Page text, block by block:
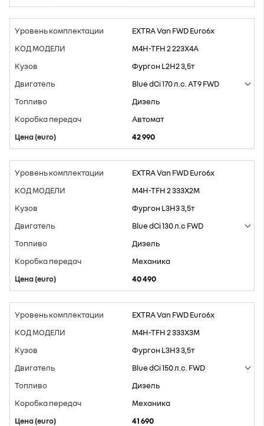
EXTRA Van FWD Euro6x
M4H-TFH 2 223X4A
Фургон L2H2 3,5т
Blue dCi 170 л.с. AT9 FWD
Дизель
Aвтомат
42 990
EXTRA Van FWD Euro6x
M4H-TFH 2 333X2M
Фургон L3H3 3,5т
Blue dCi 130 л.с FWD
Дизель
Mеханика
40 490
EXTRA Van FWD Euro6x
M4H-TFH 2 333X3M
Фургон L3H3 3,5т
Blue dCi 150 л.с. FWD
Дизель
Mеханика
41 690